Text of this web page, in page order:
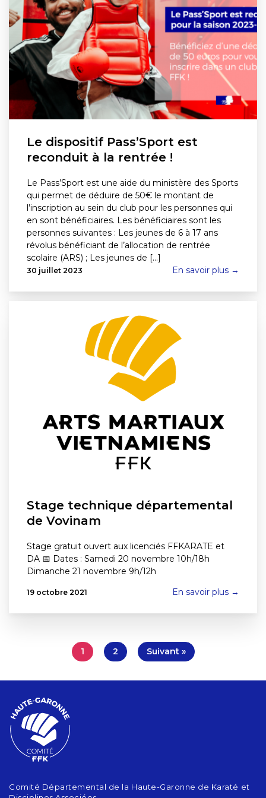
Le dispositif Pass’Sport est
reconduit à la rentrée !
Le Pass’Sport est une aide du ministère des Sports
qui permet de déduire de 50€ le montant de
l’inscription au sein du club pour les personnes qui
en sont bénéficiaires. Les bénéficiaires sont les
personnes suivantes : Les jeunes de 6 à 17 ans
révolus bénéficiant de l’allocation de rentrée
scolaire (ARS) ; Les jeunes de [...]
30 juillet 2023 En savoir plus →
Stage technique départemental
de Vovinam
Stage gratuit ouvert aux licenciés FFKARATE et
DA 📅 Dates : Samedi 20 novembre 10h/18h
Dimanche 21 novembre 9h/12h
19 octobre 2021 En savoir plus →
1 2 Suivant »
Comité Départemental de la Haute-Garonne de Karaté et